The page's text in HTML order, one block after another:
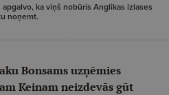
ka viņš nobūris Anglikas izlases
noņemt.
Bonsams uzņēmies
Keinam neizdevās gūt